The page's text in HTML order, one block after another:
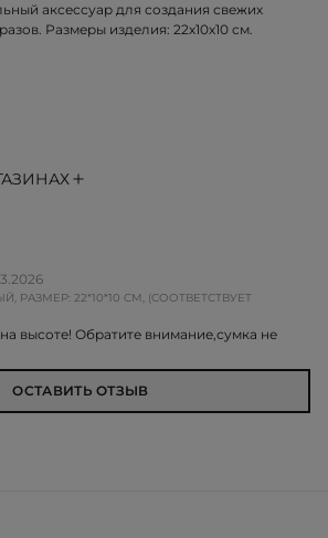
аксессуар для создания свежих
Размеры изделия: 22х10х10 см.
РАЗМЕР: 22*10*10 CM, (СООТВЕТСТВУЕТ
высоте! Обратите внимание,сумка не
ОСТАВИТЬ ОТЗЫВ